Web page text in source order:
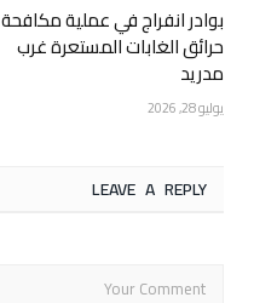
بوادر انفراج في عملية مكافحة
حرائق الغابات المستعرة غرب
مدريد
يوليو 28, 2026
LEAVE A REPLY